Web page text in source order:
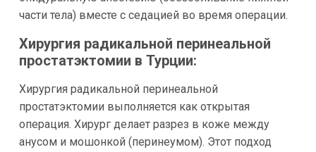
части тела) вместе с седацией во время операции.
Хирургия радикальной перинеальной
простатэктомии в Турции:
Хирургия радикальной перинеальной
простатэктомии выполняется как открытая
операция. Хирург делает разрез в коже между
анусом и мошонкой (перинеумом). Этот подход